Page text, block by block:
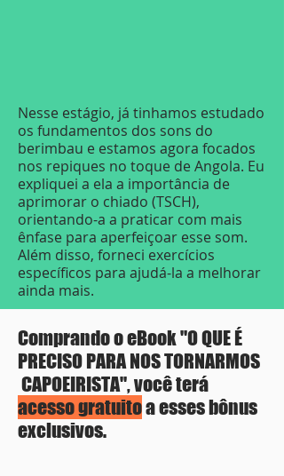
Nesse estágio, já tinhamos estudado
os fundamentos dos sons do
berimbau e estamos agora focados
nos repiques no toque de Angola. Eu
expliquei a ela a importância de
aprimorar o chiado (TSCH),
orientando-a a praticar com mais
ênfase para aperfeiçoar esse som.
Além disso, forneci exercícios
específicos para ajudá-la a melhorar
ainda mais.
Comprando o eBook "O QUE É
PRECISO PARA NOS TORNARMOS
CAPOEIRISTA", você terá
acesso gratuitoa esses bônus
exclusivos.